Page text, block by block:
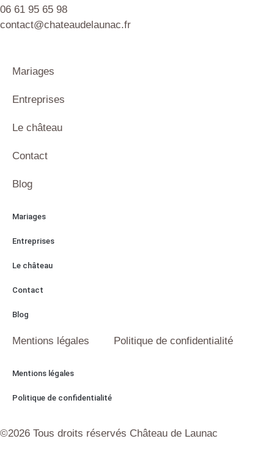
06 61 95 65 98
contact@chateaudelaunac.fr
Mariages
Entreprises
Le château
Contact
Blog
Mariages
Entreprises
Le château
Contact
Blog
Mentions légales Politique de confidentialité
Mentions légales
Politique de confidentialité
©2026 Tous droits réservés Château de Launac